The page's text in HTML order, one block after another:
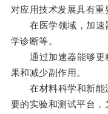
对应用技术发展具有重
在医学领域，加速
学诊断等。
通过加速器能够更
果和减少副作用。
在材料科学和新能
要的实验和测试平台